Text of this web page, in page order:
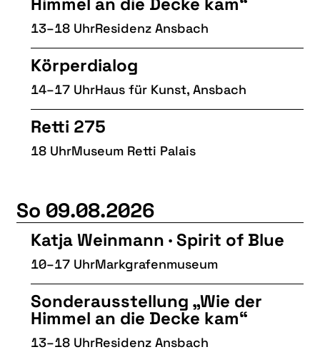
INTERKULTUR
KUNSTREISEN
LITERATUR
MUSIK
NATUR & STRUKTUR
DER VEREIN
SPECKDRUMM HALLE
BEWERBUNG
UNSERE MITGLIEDER
UNSERE KÜNSTLER*INNEN
13–18 UhrResidenz Ansbach
Körperdialog
14–17 UhrHaus für Kunst, Ansbach
Retti 275
18 UhrMuseum Retti Palais
So 09.08.2026
Katja Weinmann · Spirit of Blue
10–17 UhrMarkgrafenmuseum
Sonderausstellung „Wie der
Himmel an die Decke kam“
13–18 UhrResidenz Ansbach